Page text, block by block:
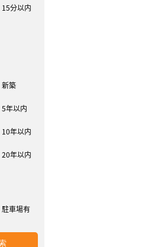
15分以内
新築
5年以内
10年以内
20年以内
駐車場有